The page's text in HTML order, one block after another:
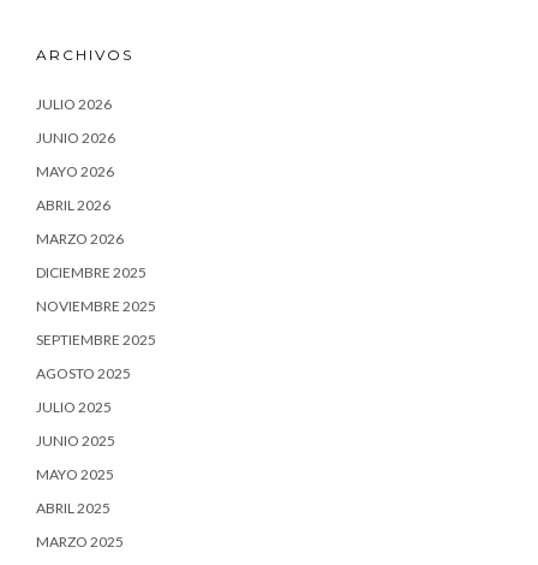
ARCHIVOS
JULIO 2026
JUNIO 2026
MAYO 2026
ABRIL 2026
MARZO 2026
DICIEMBRE 2025
NOVIEMBRE 2025
SEPTIEMBRE 2025
AGOSTO 2025
JULIO 2025
JUNIO 2025
MAYO 2025
ABRIL 2025
MARZO 2025